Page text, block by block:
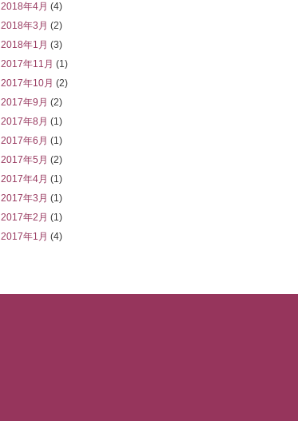
2018年4月 (4)
2018年3月 (2)
2018年1月 (3)
2017年11月 (1)
2017年10月 (2)
2017年9月 (2)
2017年8月 (1)
2017年6月 (1)
2017年5月 (2)
2017年4月 (1)
2017年3月 (1)
2017年2月 (1)
2017年1月 (4)